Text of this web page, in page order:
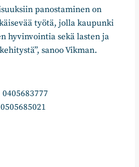
panostaminen on
työtä, jolla kaupunki
hyvinvointia sekä lasten ja
sanoo Vikman.